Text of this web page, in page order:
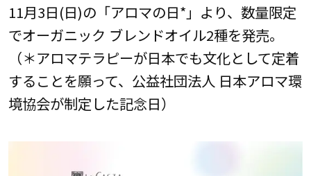
11月3日(日)の「アロマの日*」より、数量限定
でオーガニック ブレンドオイル2種を発売。
（＊アロマテラピーが日本でも文化として定着
することを願って、公益社団法人 日本アロマ環
境協会が制定した記念日）